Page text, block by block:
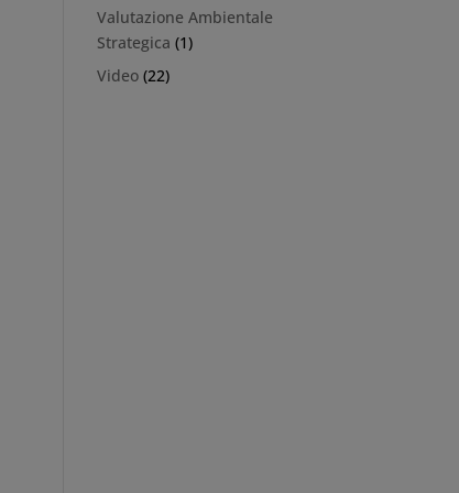
Valutazione Ambientale
Strategica (1)
Video (22)